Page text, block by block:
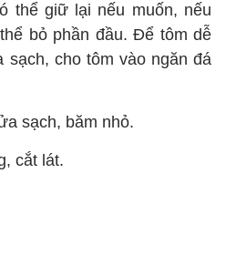
thể giữ lại nếu muốn, nếu
bỏ phần đầu. Để tôm dễ
sạch, cho tôm vào ngăn đá
sạch, băm nhỏ.
cắt lát.